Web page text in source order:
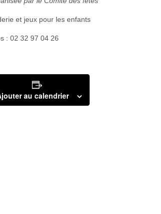
et jeux pour les enfants
: 02 32 97 04 26
au calendrier